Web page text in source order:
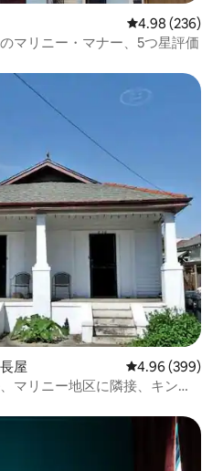
レビュー236
4.98 (236)
マリニー・マナー、5つ星評価
。
屋 レビュー399
4.96 (399)
マリニー地区に隣接、キング
。